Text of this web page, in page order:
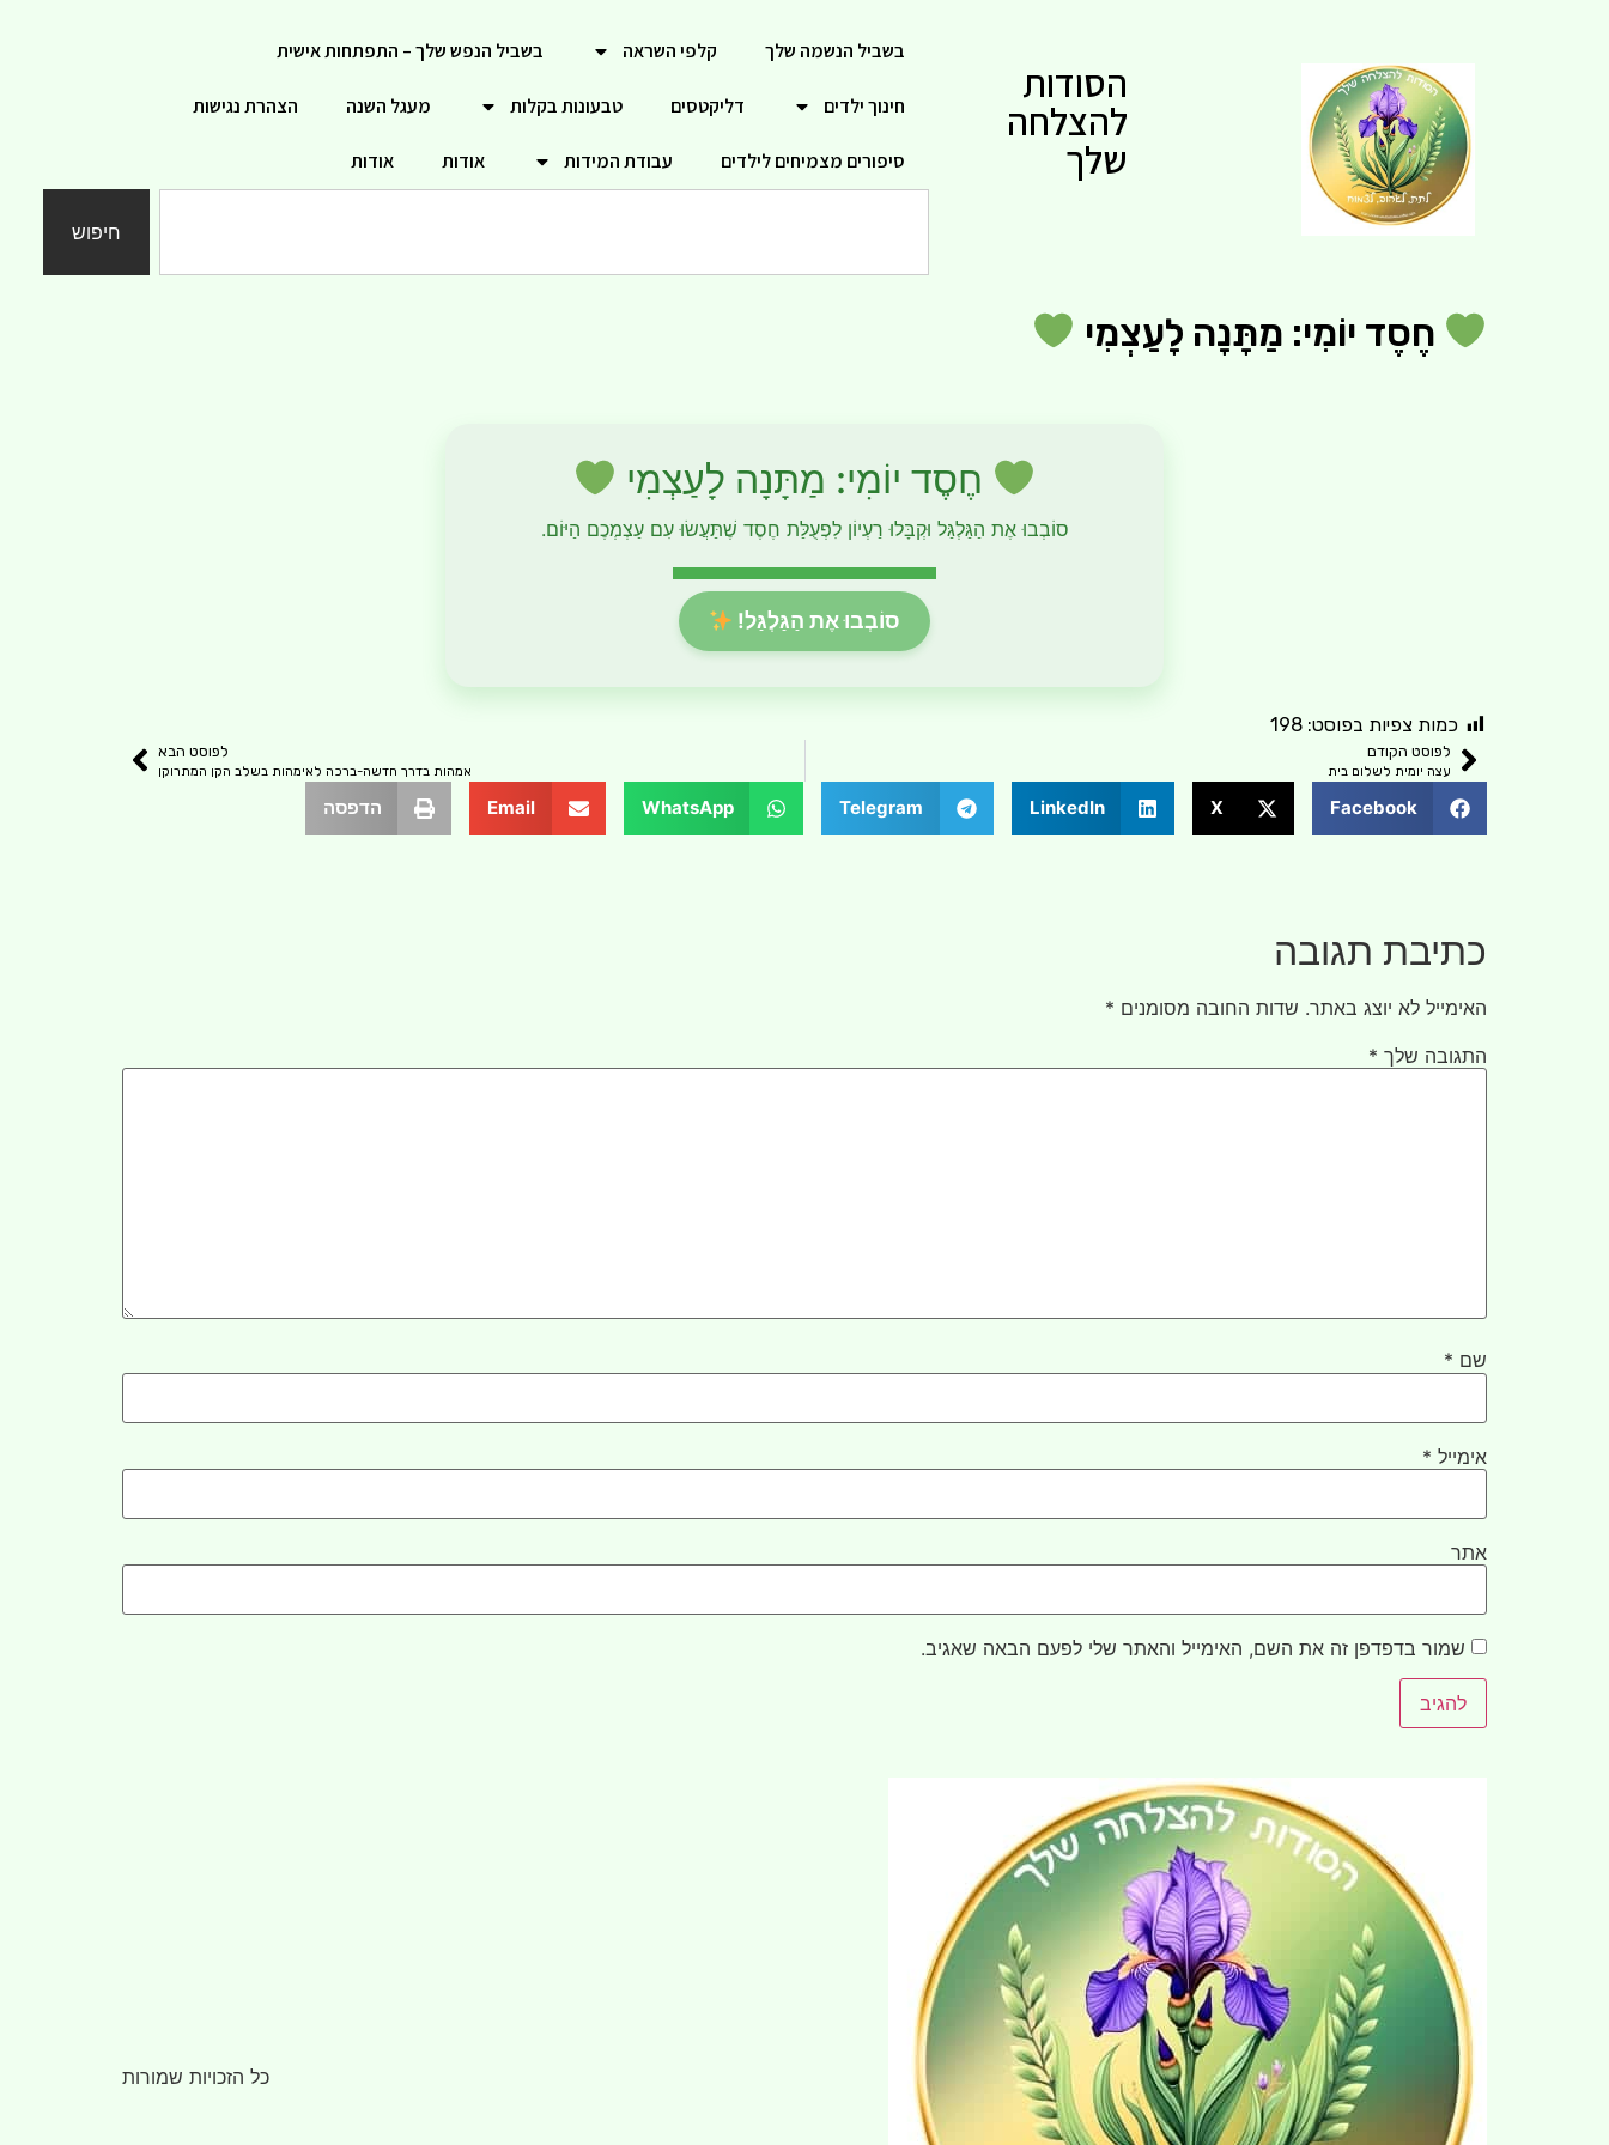
הסודות
להצלחה
שלך
בשביל הנשמה שלך קלפי השראה בשביל הנפש שלך – התפתחות אישית
חינוך ילדים דליקטסים טבעונות בקלות מעגל השנה הצהרת נגישות
סיפורים מצמיחים לילדים עבודת המידות אודות אודות
חיפוש
חֶסֶד יוֹמִי: מַתָּנָה לָעַצְמִי
חֶסֶד יוֹמִי: מַתָּנָה לָעַצְמִי
סוֹבְבוּ אֶת הַגַּלְגַּל וּקְבָּלוּ רַעְיוֹן לִפְעֻלַּת חֶסֶד שֶׁתַּעֲשׂוּ עִם עַצְמְכֶם הַיּוֹם.
סוֹבְבוּ אֶת הַגַּלְגַּל!
כמות צפיות בפוסט: 198
לפוסט הקודם
עצה יומית לשלום בית
לפוסט הבא
אמהות בדרך חדשה-ברכה לאימהות בשלב הקן המתרוקן
Facebook
X
LinkedIn
Telegram
WhatsApp
Email הדפסה
כתיבת תגובה
האימייל לא יוצג באתר. שדות החובה מסומנים *
התגובה שלך *
שם *
אימייל *
אתר
שמור בדפדפן זה את השם, האימייל והאתר שלי לפעם הבאה שאגיב.
כל הזכויות שמורות